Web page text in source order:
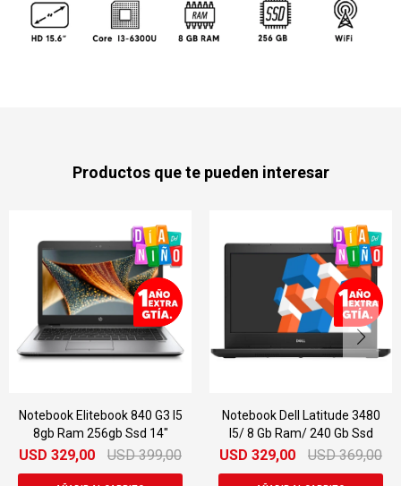
Productos que te pueden interesar
G3 I5
14"
399,00
Notebook Dell Latitude 3480
I5/ 8 Gb Ram/ 240 Gb Ssd
USD 329,00 USD 369,00
Notebook Dell
E6540 I5 8gb
15.6"
USD 329,00